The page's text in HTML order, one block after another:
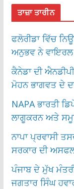
ਤਾਜ਼ਾ ਤਾਰੀਨ
ਫਲੋਰੀਡਾ ਵਿੱਚ
ਅਨੁਭਵ ਨੇ ਵਾਇਰਲ
ਕੈਨੇਡਾ ਦੀ
ਮੋਹਨ ਭਾਗਵਤ ਦੇ
NAPA ਭਾਰਤੀ
ਲਾਗੂਕਰਨ ਅਤੇ
ਨਾਪਾ ਪ੍ਰਵਾਸੀ
ਸਰਕਾਰ ਦੀ
ਪੰਜਾਬ ਦੇ ਮੁੱਖ
ਜਗਤਾਰ ਸਿੰਘ